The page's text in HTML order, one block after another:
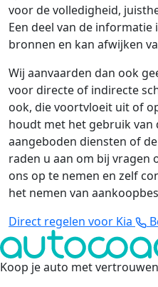
voor de volledigheid,
Een deel van de
bronnen en kan afwijken
Wij aanvaarden dan ook
voor directe of indirecte
ook, die voortvloeit uit of
houdt met het gebruik van
aangeboden diensten of
raden u aan om bij
ons op te nemen en zelf
het nemen van
Direct regelen voor Kia
Koop je auto met vertrouwen